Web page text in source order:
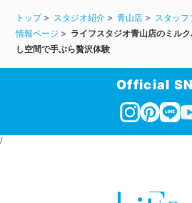
トップ スタジオ紹介 青山店 スタッフ
情報ページ
ライフスタジオ青山店のミル
し空間で手ぶら贅沢体験
Official
/